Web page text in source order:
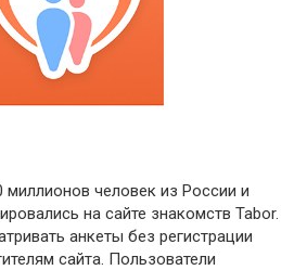
миллионов человек из России и
на сайте знакомств Tabor.
анкеты без регистрации
сайта. Пользователи